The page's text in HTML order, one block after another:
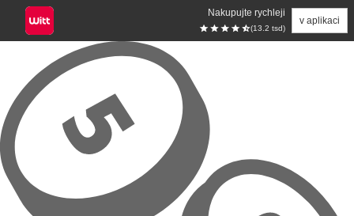
Nakupujte rychleji
(13.2 tsd)
v aplikaci
Přeskočit na hlavní obsah